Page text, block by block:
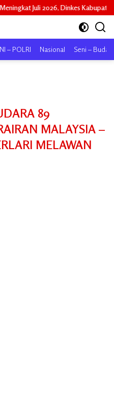
Kabupaten Kepulauan Meranti
– POLRI Nasional Seni –
89
MALAYSIA –
MELAWAN